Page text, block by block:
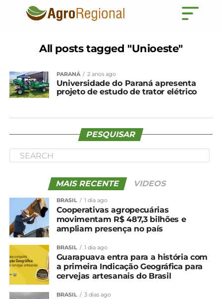
All posts tagged "Unioeste"
PARANÁ 2 anos ago
Universidade do Paraná apresenta
projeto de estudo de trator elétrico
PESQUISAR
MAIS RECENTE VIDEOS
BRASIL 1 dia ago
Cooperativas agropecuárias
movimentam R$ 487,3 bilhões e
ampliam presença no país
BRASIL 1 dia ago
Guarapuava entra para a história com
a primeira Indicação Geográfica para
cervejas artesanais do Brasil
BRASIL 3 dias ago